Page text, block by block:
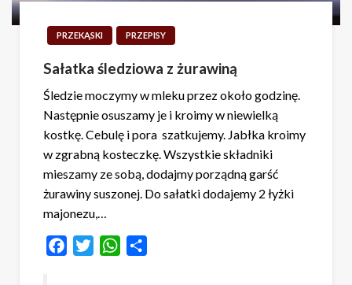
PRZEKĄSKI PRZEPISY
Sałatka śledziowa z żurawiną
Śledzie moczymy w mleku przez około godzinę.
Następnie osuszamy je i kroimy w niewielką
kostkę. Cebulę i pora szatkujemy. Jabłka kroimy
w zgrabną kosteczkę. Wszystkie składniki
mieszamy ze sobą, dodajmy porządną garść
żurawiny suszonej. Do sałatki dodajemy 2 łyżki
majonezu,…
FacebookTwitterWhatsApp